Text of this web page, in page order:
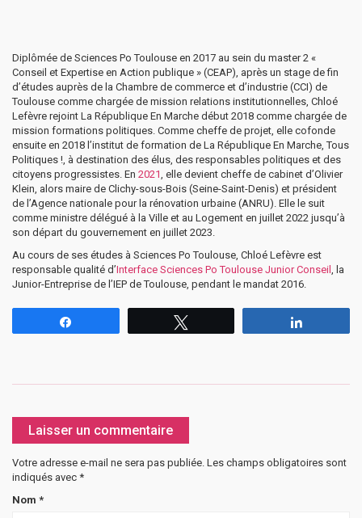
Diplômée de Sciences Po Toulouse en 2017 au sein du master 2 «
Conseil et Expertise en Action publique » (CEAP), après un stage de fin
d’études auprès de la Chambre de commerce et d’industrie (CCI) de
Toulouse comme chargée de mission relations institutionnelles, Chloé
Lefèvre rejoint La République En Marche début 2018 comme chargée de
mission formations politiques. Comme cheffe de projet, elle cofonde
ensuite en 2018 l’institut de formation de La République En Marche, Tous
Politiques !, à destination des élus, des responsables politiques et des
citoyens progressistes. En 2021 , elle devient cheffe de cabinet d’Olivier
Klein, alors maire de Clichy-sous-Bois (Seine-Saint-Denis) et président
de l’Agence nationale pour la rénovation urbaine (ANRU). Elle le suit
comme ministre délégué à la Ville et au Logement en juillet 2022 jusqu’à
son départ du gouvernement en juillet 2023.
Au cours de ses études à Sciences Po Toulouse, Chloé Lefèvre est
responsable qualité d’Interface Sciences Po Toulouse Junior Conseil
, la
Junior-Entreprise de l’IEP de Toulouse, pendant le mandat 2016.
Laisser un commentaire
Votre adresse e-mail ne sera pas publiée. Les champs obligatoires sont
indiqués avec *
Nom *